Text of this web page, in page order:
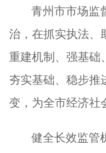
青州市市场监
治，在抓实执法、
重建机制、强基础
夯实基础、稳步推
变，为全市经济社
健全长效监管